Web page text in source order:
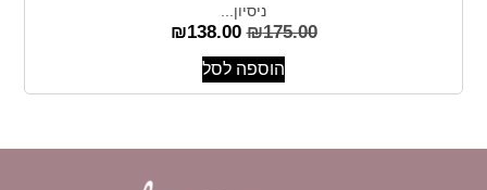
ניסיון...
₪175.00
₪138.00
הוספה לסל